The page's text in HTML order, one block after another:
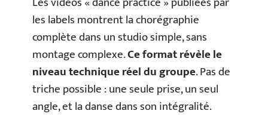
les labels montrent la chorégraphie
complète dans un studio simple, sans
montage complexe.Ce format révèle le
niveau technique réel du groupe. Pas de
triche possible : une seule prise, un seul
angle, et la danse dans son intégralité.